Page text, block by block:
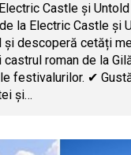
Castle și
la Electric Castle și
și descoperă cetăți
roman de la
festivalurilor. ✔
și…